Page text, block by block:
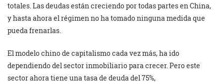
totales. Las deudas están creciendo por todas partes en China,
y hasta ahora el régimen no ha tomado ninguna medida que
pueda frenarlas.
El modelo chino de capitalismo cada vez más, ha ido
dependiendo del sector inmobiliario para crecer. Pero este
sector ahora tiene una tasa de deuda del 75%,